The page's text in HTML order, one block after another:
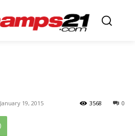
January 19, 2015 0
3568